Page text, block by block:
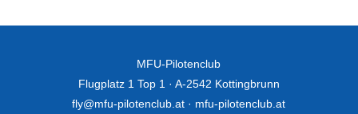
MFU-Pilotenclub
Flugplatz 1 Top 1 · A-2542 Kottingbrunn
fly@mfu-pilotenclub.at · mfu-pilotenclub.at